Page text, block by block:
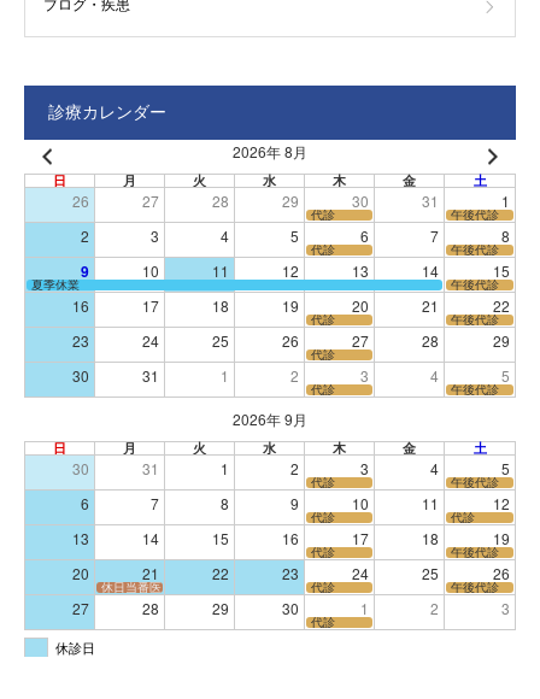
ブログ・疾患
診療カレンダー
2026年 8月
日 月 火 水 木 金 土
26 27 28 29 30 31 1
代診 午後代診
2 3 4 5 6 7 8
代診 午後代診
9 10 11 12 13 14 15
夏季休業 午後代診
16 17 18 19 20 21 22
代診 午後代診
23 24 25 26 27 28 29
代診
30 31 1 2 3 4 5
代診 午後代診
2026年 9月
日 月 火 水 木 金 土
30 31 1 2 3 4 5
代診 午後代診
6 7 8 9 10 11 12
代診 代診
13 14 15 16 17 18 19
代診 午後代診
20 21 22 23 24 25 26
休日当番医 代診 午後代診
27 28 29 30 1 2 3
代診
休診日